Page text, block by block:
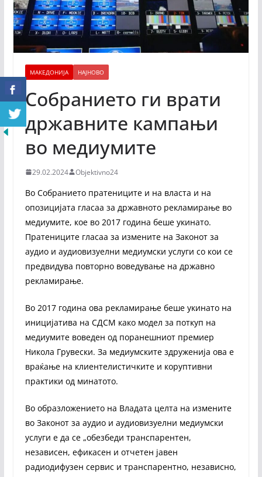
МАКЕДОНИЈА НАЈНОВО
Собранието ги врати
државните кампањи
во медиумите
29.02.2024 Objektivno24
Во Собранието пратениците и на власта и на
опозицијата гласаа за државното рекламирање во
медиумите, кое во 2017 година беше укинато.
Пратениците гласаа за измените на Законот за
аудио и аудиовизуелни медиумски услуги со кои се
предвидува повторно воведување на државно
рекламирање.
Во 2017 година ова рекламирање беше укинато на
иницијатива на СДСМ како модел за поткуп на
медиумите воведен од поранешниот премиер
Никола Грувески. За медиумските здруженија ова е
враќање на клиентелистичките и коруптивни
практики од минатото.
Во образложението на Владата целта на измените
во Законот за аудио и аудиовизуелни медиумски
услуги е да се „обезбеди транспарентен,
независен, ефикасен и отчетен јавен
радиодифузен сервис и транспарентно, независно,